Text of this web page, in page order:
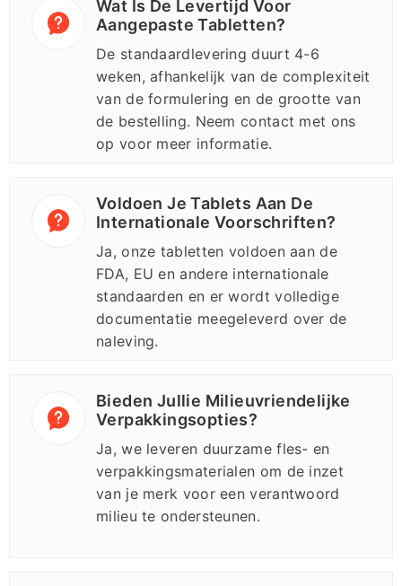
Wat Is De Levertijd Voor
Aangepaste Tabletten?
De standaardlevering duurt 4-6
weken, afhankelijk van de complexiteit
van de formulering en de grootte van
de bestelling. Neem contact met ons
op voor meer informatie.
Voldoen Je Tablets Aan De
Internationale Voorschriften?
Ja, onze tabletten voldoen aan de
FDA, EU en andere internationale
standaarden en er wordt volledige
documentatie meegeleverd over de
naleving.
Bieden Jullie Milieuvriendelijke
Verpakkingsopties?
Ja, we leveren duurzame fles- en
verpakkingsmaterialen om de inzet
van je merk voor een verantwoord
milieu te ondersteunen.